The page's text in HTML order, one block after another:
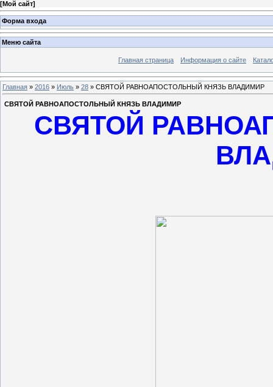
[Мой сайт]
Форма входа
Меню сайта
Главная страница Информация о сайте
Главная » 2016 » Июль » 28 » СВЯТОЙ РАВНОАПОСТОЛЬНЫЙ КНЯЗЬ ВЛАДИМИР
СВЯТОЙ РАВНОАПОСТОЛЬНЫЙ КНЯЗЬ ВЛАДИМИР
СВЯТОЙ